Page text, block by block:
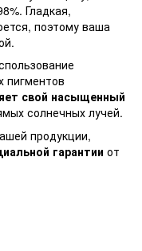
Гладкая,
поэтому ваша
пигментов
свой насыщенный
солнечных лучей.
продукции,
гарантии от